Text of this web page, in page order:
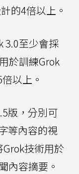
的4倍以上。
3.0至少會採
於訓練Grok
以上。
版，分別可
等內容的視
技術用於
內容摘要。